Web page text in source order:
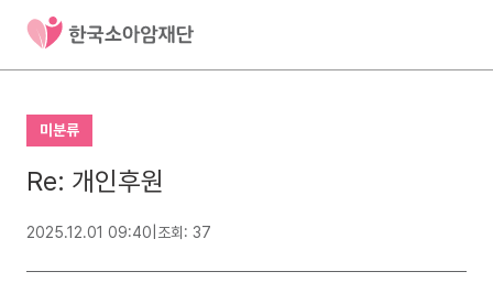
미분류
Re: 개인후원
2025.12.01 09:40 조회: 37